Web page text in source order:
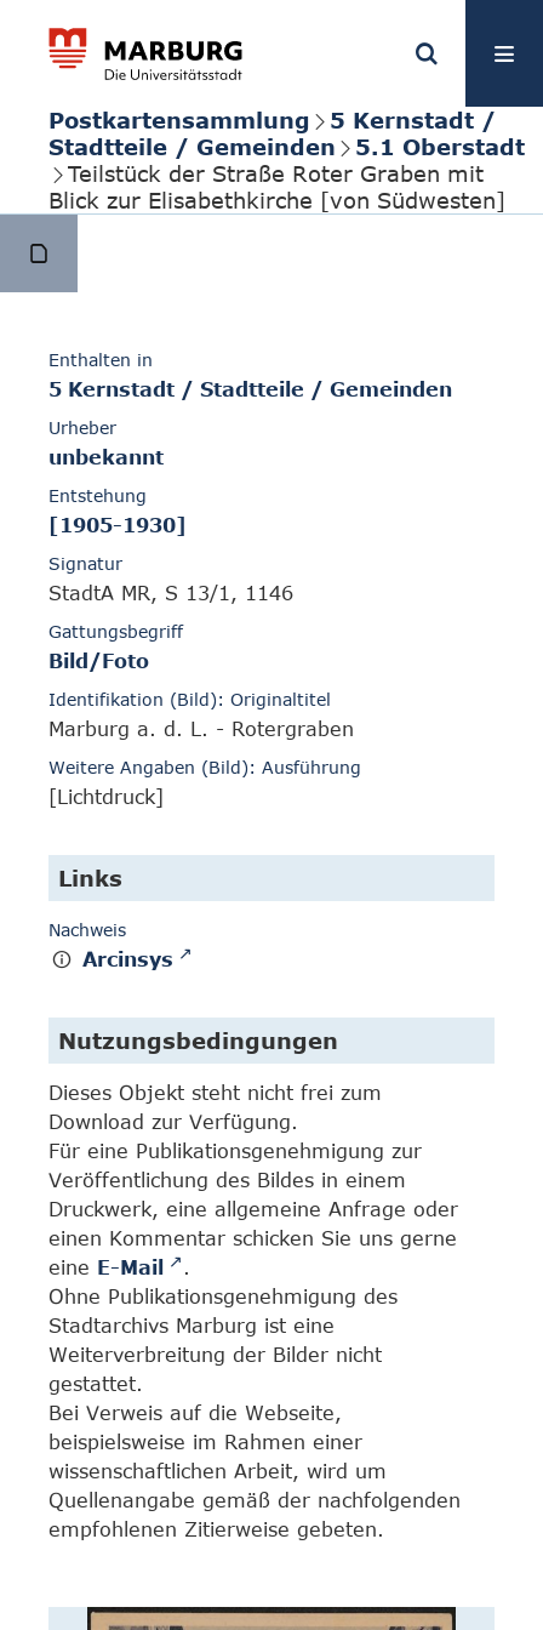
Postkartensammlung
5 Kernstadt /
Stadtteile / Gemeinden
5.1 Oberstadt
Teilstück der Straße Roter Graben mit
Blick zur Elisabethkirche [von Südwesten]
Enthalten in
5 Kernstadt / Stadtteile / Gemeinden
Urheber
unbekannt
Entstehung
[1905-1930]
Signatur
StadtA MR, S 13/1, 1146
Gattungsbegriff
Bild/Foto
Identifikation (Bild): Originaltitel
Marburg a. d. L. - Rotergraben
Weitere Angaben (Bild): Ausführung
[Lichtdruck]
Links
Nachweis
Arcinsys
Nutzungsbedingungen
Dieses Objekt steht nicht frei zum
Download zur Verfügung.
Für eine Publikationsgenehmigung zur
Veröffentlichung des Bildes in einem
Druckwerk, eine allgemeine Anfrage oder
einen Kommentar schicken Sie uns gerne
eine E-Mail
.
Ohne Publikationsgenehmigung des
Stadtarchivs Marburg ist eine
Weiterverbreitung der Bilder nicht
gestattet.
Bei Verweis auf die Webseite,
beispielsweise im Rahmen einer
wissenschaftlichen Arbeit, wird um
Quellenangabe gemäß der nachfolgenden
empfohlenen Zitierweise gebeten.